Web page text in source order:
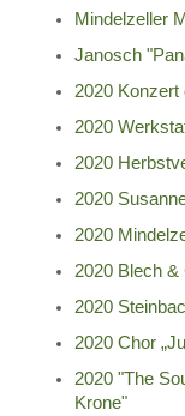
Mindelzeller
Janosch
2020 Konzert
2020
2020
2020
2020
2020 Blech &
2020
2020 Chor
2020 "The
Krone"